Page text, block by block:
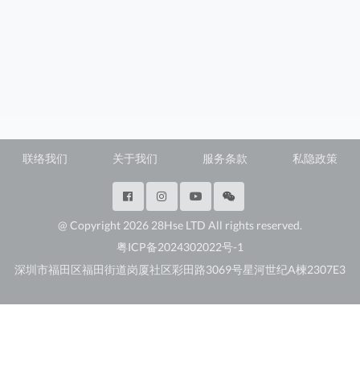
联络我们 关于我们 服务条款 私隐政策
@ Copyright 2026 28Hse LTD All rights reserved.
粤ICP备2024302022号-1
深圳市福田区福田街道岗厦社区彩田路3069号星河世纪A楝2307E3